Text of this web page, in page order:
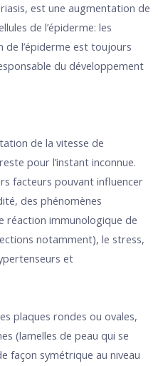
est une augmentation de
de l’épiderme: les
l’épiderme est toujours
du développement
de la vitesse de
pour l’instant inconnue.
facteurs pouvant influencer
des phénomènes
réaction immunologique de
notamment), le stress,
et
plaques rondes ou ovales,
(lamelles de peau qui se
façon symétrique au niveau